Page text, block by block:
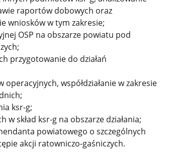
raportów dobowych oraz
wniosków w tym zakresie;
OSP na obszarze powiatu pod
przygotowanie do działań
współdziałanie w zakresie
ksr-g;
skład ksr-g na obszarze działania;
powiatowego o szczególnych
akcji ratowniczo-gaśniczych.